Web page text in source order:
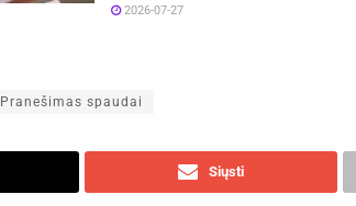
2026-07-27
Pranešimas spaudai
Siųsti